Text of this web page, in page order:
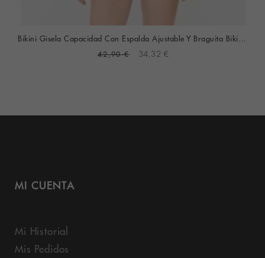
Bikini Gisela Capacidad Con Espalda Ajustable Y Braguita Bikini (Animal Print)
42,90 € 34,32 €
MI CUENTA
Mi Historial
Mis Pedidos